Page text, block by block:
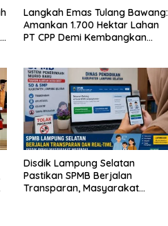
Langkah Emas Tulang Bawang:
Amankan 1.700 Hektar Lahan
PT CPP Demi Kembangkan
Disdik Lampung Selatan
Pastikan SPMB Berjalan
Transparan, Masyarakat